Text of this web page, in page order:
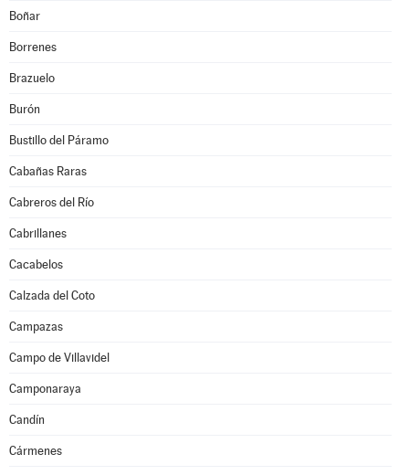
Boñar
Borrenes
Brazuelo
Burón
Bustillo del Páramo
Cabañas Raras
Cabreros del Río
Cabrillanes
Cacabelos
Calzada del Coto
Campazas
Campo de Villavidel
Camponaraya
Candín
Cármenes